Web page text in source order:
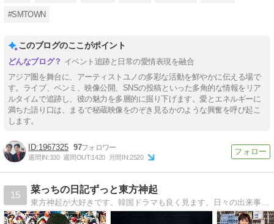
#SMTOWN
このブログのここがポイント
イベント追跡と日常の愛情表現を融合
アジア圏を舞台に、アーティストユノの多彩な活動を鮮やかに伝える場で
す。ライブ、ペンミ、映像公開、SNSの投稿といった多角的な情報をリア
ルタイムで追跡し、彼の魅力を多層的に掘り下げます。愛とエネルギーに
満ちた語り口は、まるで秘蔵映像をのぞき見るかのような興奮を呼び起こ
します。
1967325 97
週間IN:330 週間OUT:1420 月間IN:2520
15
菜っちの日記ずっと東方神起
東方神起が大好きです。韓国ドラマも良く見ます。日々の出来事を書いています。